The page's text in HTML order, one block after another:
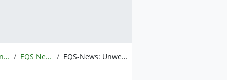
Meldungen EQS News EQS-News: Unwetter und Nahostkonflikt: Hapag-Lloyd mit unbefriedigendem Q1-Ergebnis